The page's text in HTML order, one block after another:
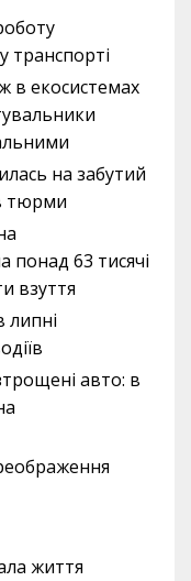
транспорті
в екосистемах
на забутий
тюрми
понад 63 тисячі
взуття
авто: в
життя